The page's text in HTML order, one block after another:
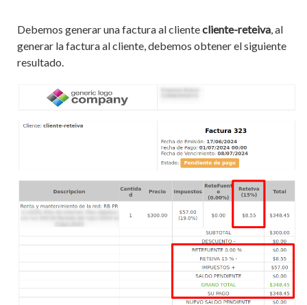
Debemos generar una factura al clientecliente-reteiva, al
generar la factura al cliente, debemos obtener el siguiente
resultado.